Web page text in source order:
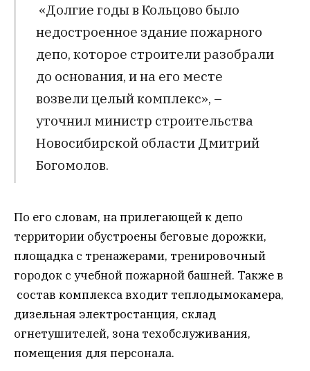
«Долгие годы в Кольцово было
недостроенное здание пожарного
депо, которое строители разобрали
до основания, и на его месте
возвели целый комплекс», –
уточнил министр строительства
Новосибирской области Дмитрий
Богомолов.
По его словам, на прилегающей к депо
территории обустроены беговые дорожки,
площадка с тренажерами, тренировочный
городок с учебной пожарной башней. Также в
состав комплекса входит теплодымокамера,
дизельная электростанция, склад
огнетушителей, зона техобслуживания,
помещения для персонала.